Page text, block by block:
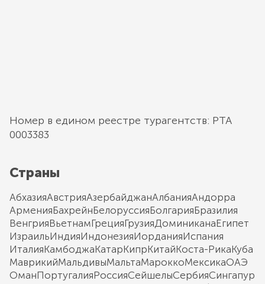
Номер в едином реестре турагентств: РТА
0003383
Страны
АбхазияАвстрияАзербайджанАлбанияАндорра
АрменияБахрейнБелоруссияБолгарияБразилия
ВенгрияВьетнамГрецияГрузияДоминиканаЕгипет
ИзраильИндияИндонезияИорданияИспания
ИталияКамбоджаКатарКипрКитайКоста-РикаКуба
МаврикийМальдивыМальтаМароккоМексикаОАЭ
ОманПортугалияРоссияСейшелыСербияСингапур